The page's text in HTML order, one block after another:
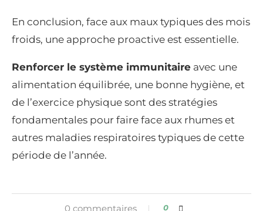
En conclusion, face aux maux typiques des mois
froids, une approche proactive est essentielle.
Renforcer le système immunitaire avec une
alimentation équilibrée, une bonne hygiène, et
de l’exercice physique sont des stratégies
fondamentales pour faire face aux rhumes et
autres maladies respiratoires typiques de cette
période de l’année.
0 commentaires 0